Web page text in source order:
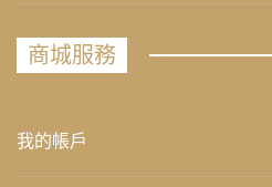
商城服務
我的帳戶